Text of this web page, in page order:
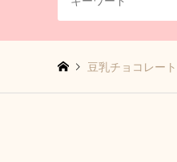
豆乳チョコレート